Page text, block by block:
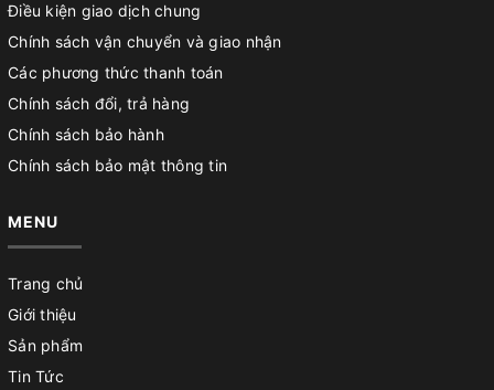
Điều kiện giao dịch chung
Chính sách vận chuyển và giao nhận
Các phương thức thanh toán
Chính sách đổi, trả hàng
Chính sách bảo hành
Chính sách bảo mật thông tin
MENU
Trang chủ
Giới thiệu
Sản phẩm
Tin Tức